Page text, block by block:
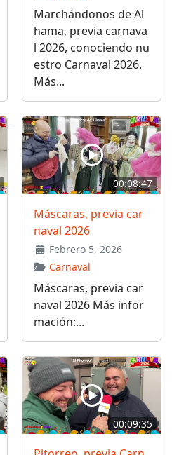
Marchándonos de Al
hama, previa carnava
l 2026, conociendo nu
estro Carnaval 2026.
Más...
00:08:47
Máscaras, previa car
naval 2026
Febrero 5, 2026
Carnaval
Máscaras, previa car
naval 2026 Más infor
mación:...
00:09:35